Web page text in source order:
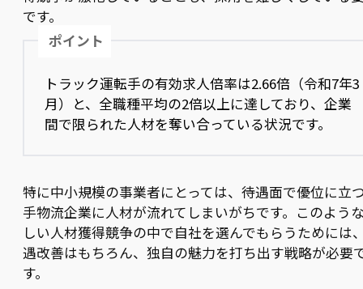
です。
ポイント
トラック運転手の有効求人倍率は2.66倍（令和7年3
月）と、全職種平均の2倍以上に達しており、企業
間で限られた人材を奪い合っている状況です。
特に中小規模の事業者にとっては、待遇面で優位に立
手物流企業に人材が流れてしまいがちです。このよう
しい人材獲得競争の中で自社を選んでもらうためには
遇改善はもちろん、独自の魅力を打ち出す戦略が必要
す。